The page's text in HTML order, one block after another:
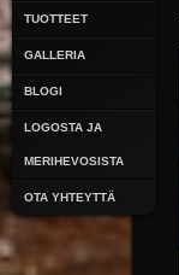
TUOTTEET
GALLERIA
BLOGI
LOGOSTA JA
MERIHEVOSISTA
OTA YHTEYTTÄ